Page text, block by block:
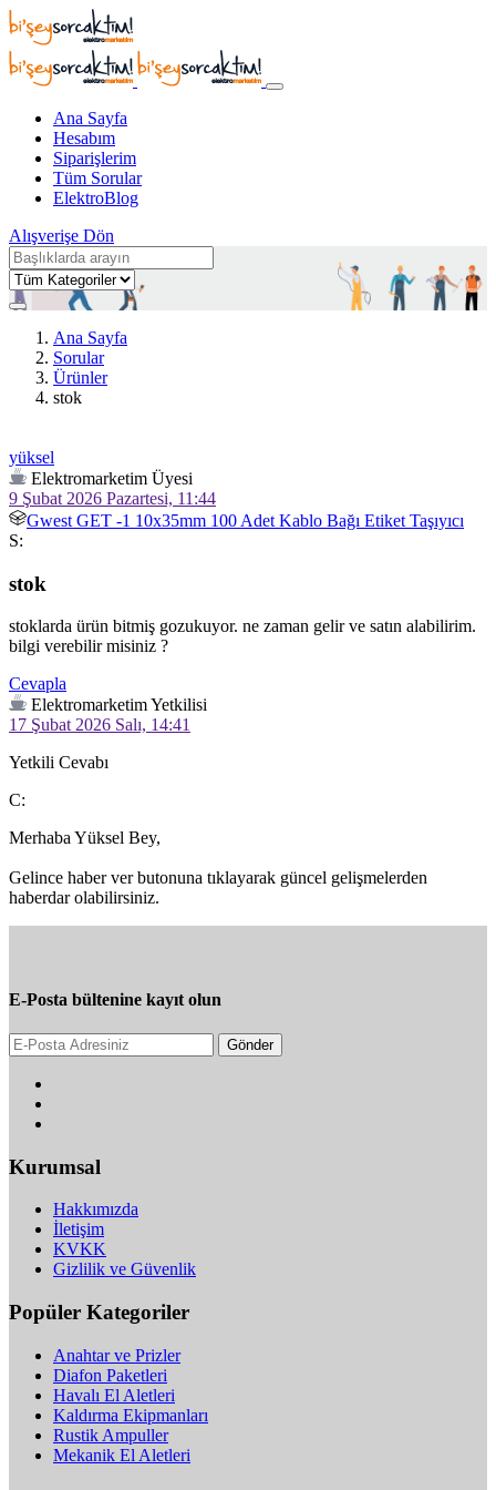
Ana Sayfa
Hesabım
Siparişlerim
Tüm Sorular
ElektroBlog
Alışverişe Dön
Ana Sayfa
Sorular
Ürünler
stok
yüksel
Elektromarketim Üyesi
9 Şubat 2026 Pazartesi, 11:44
Gwest GET -1 10x35mm 100 Adet Kablo Bağı Etiket Taşıyıcı
S:
stok
stoklarda ürün bitmiş gozukuyor. ne zaman gelir ve satın alabilirim.
bilgi verebilir misiniz ?
Cevapla
Elektromarketim Yetkilisi
17 Şubat 2026 Salı, 14:41
Yetkili Cevabı
C:
Merhaba Yüksel Bey,
Gelince haber ver butonuna tıklayarak güncel gelişmelerden
haberdar olabilirsiniz.
E-Posta bültenine kayıt olun
Gönder
Kurumsal
Hakkımızda
İletişim
KVKK
Gizlilik ve Güvenlik
Popüler Kategoriler
Anahtar ve Prizler
Diafon Paketleri
Havalı El Aletleri
Kaldırma Ekipmanları
Rustik Ampuller
Mekanik El Aletleri